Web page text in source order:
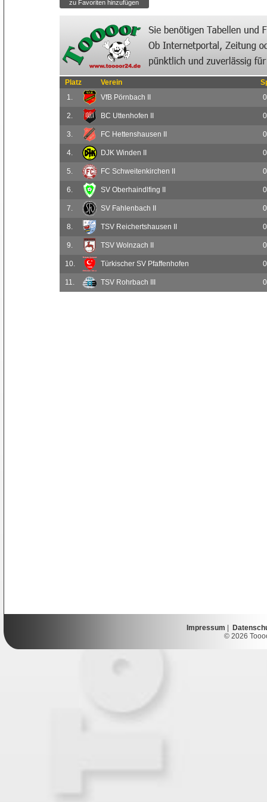
Platz Verein
1.
VfB Pörnbach II 0
2. BC Uttenhofen II 0
3. FC Hettenshausen II 0
4. DJK Winden II 0
5. FC Schweitenkirchen II 0
6. SV Oberhaindlfing II 0
7. SV Fahlenbach II 0
8. TSV Reichertshausen II 0
9. TSV Wolnzach II 0
10. Türkischer SV Pfaffenhofen 0
11. TSV Rohrbach III 0
Impressum
© 2026